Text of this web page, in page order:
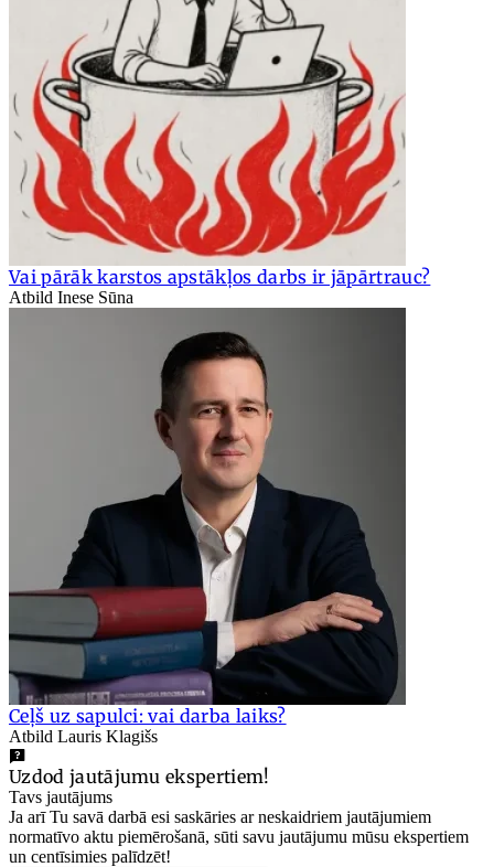
Vai pārāk karstos apstākļos darbs ir jāpārtrauc?
Atbild Inese Sūna
Ceļš uz sapulci: vai darba laiks?
Atbild Lauris Klagišs
Uzdod jautājumu ekspertiem!
Tavs jautājums
Ja arī Tu savā darbā esi saskāries ar neskaidriem jautājumiem
normatīvo aktu piemērošanā, sūti savu jautājumu mūsu ekspertiem
un centīsimies palīdzēt!